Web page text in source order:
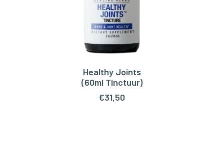
TOEVOEGEN AAN WINKELWAGEN
Healthy Joints
(60ml Tinctuur)
€31,50